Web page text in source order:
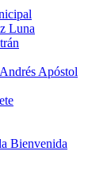
Luna
Apóstol
Bienvenida